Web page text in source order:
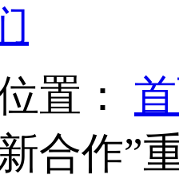
置：
合作”